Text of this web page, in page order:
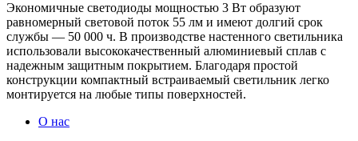
Экономичные светодиоды мощностью 3 Вт образуют
равномерный световой поток 55 лм и имеют долгий срок
службы — 50 000 ч. В производстве настенного светильника
использовали высококачественный алюминиевый сплав с
надежным защитным покрытием. Благодаря простой
конструкции компактный встраиваемый светильник легко
монтируется на любые типы поверхностей.
О нас